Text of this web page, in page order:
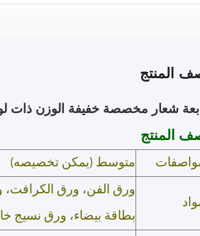
المنتج
شعار مخصصة خفيفة الوزن ذات
المنتج
متوسط (يمكن تخصيصه)
ورق الفن، ورق الكرافت،
بطاقة بيضاء، ورق نسيج